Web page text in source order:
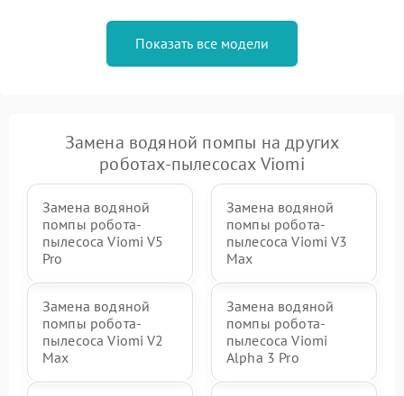
Показать все модели
Замена водяной помпы на других
роботах-пылесосах Viomi
Замена водяной
помпы робота-
пылесоса Viomi V5
Pro
Замена водяной
помпы робота-
пылесоса Viomi V3
Max
Замена водяной
помпы робота-
пылесоса Viomi V2
Max
Замена водяной
помпы робота-
пылесоса Viomi
Alpha 3 Pro